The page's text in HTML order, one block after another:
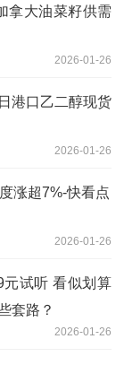
拿大油菜籽供需
2026-01-26
港口乙二醇现货
2026-01-26
涨超7%-快看点
2026-01-26
试听 看似划算
套路？
2026-01-26